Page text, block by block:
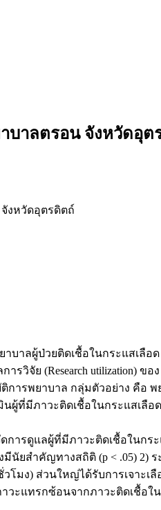
บาลตรอน จังหวัดอุต
งหวัดอุตรดิตถ์
บาลผู้ป่วยติดเชื้อในกระแสเลื
จัย (Research utilization) ข
ารพยาบาล กลุ่มตัวอย่าง คือ
ผู้ที่มีภาวะติดเชื้อในกระแสเ
รดูแลผู้ที่มีภาวะติดเชื้อในกร
ำคัญทางสถิติ (p < .05) 2) ระ
มง) ส่วนใหญ่ได้รับการเจาะเ
วะแทรกซ้อนจากภาวะติดเชื้อใ